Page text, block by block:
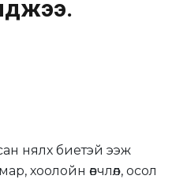
нялх биетэй ээж
хоолойн өвчлөл, осол